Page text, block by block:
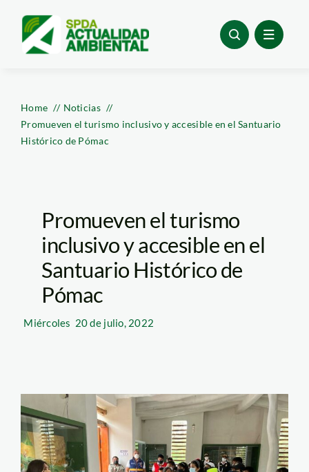
content
Home
Noticias
Promueven el turismo inclusivo y accesible en el Santuario
Histórico de Pómac
Promueven el turismo
inclusivo y accesible en el
Santuario Histórico de
Pómac
Miércoles 20 de julio, 2022